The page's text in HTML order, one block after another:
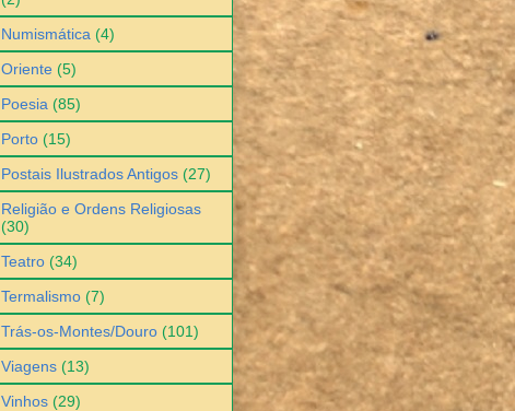
Numismática (4)
Oriente (5)
Poesia (85)
Porto (15)
Postais Ilustrados Antigos (27)
Religião e Ordens Religiosas
(30)
Teatro (34)
Termalismo (7)
Trás-os-Montes/Douro (101)
Viagens (13)
Vinhos (29)